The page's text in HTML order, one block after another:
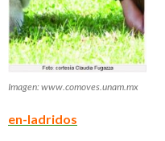
Imagen: www.comoves.unam.mx
en-ladridos